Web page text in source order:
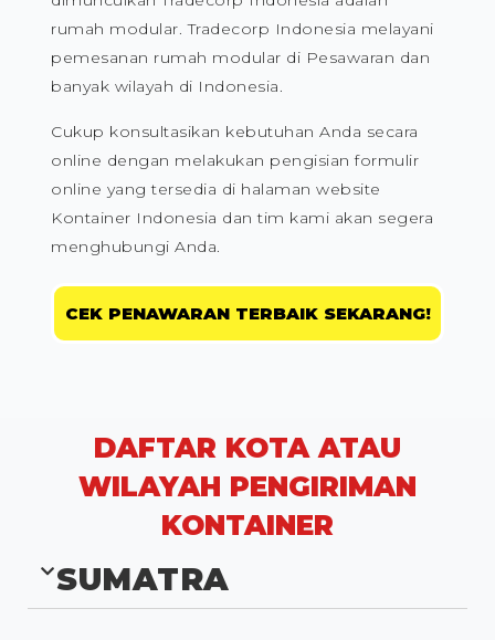
rumah modular. Tradecorp Indonesia melayani
pemesanan rumah modular di Pesawaran dan
banyak wilayah di Indonesia.
Cukup konsultasikan kebutuhan Anda secara
online dengan melakukan pengisian formulir
online yang tersedia di halaman website
Kontainer Indonesia dan tim kami akan segera
menghubungi Anda.
CEK PENAWARAN TERBAIK SEKARANG!
DAFTAR KOTA ATAU
WILAYAH PENGIRIMAN
KONTAINER
SUMATRA